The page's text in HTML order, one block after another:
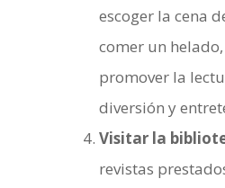
escoger la cena
comer un
promover la
diversión y
Visitar la
revistas